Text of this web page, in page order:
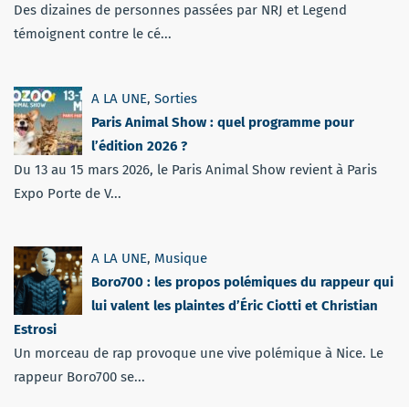
Des dizaines de personnes passées par NRJ et Legend
témoignent contre le cé...
A LA UNE, Sorties
Paris Animal Show : quel programme pour
l’édition 2026 ?
Du 13 au 15 mars 2026, le Paris Animal Show revient à Paris
Expo Porte de V...
A LA UNE, Musique
Boro700 : les propos polémiques du rappeur qui
lui valent les plaintes d’Éric Ciotti et Christian
Estrosi
Un morceau de rap provoque une vive polémique à Nice. Le
rappeur Boro700 se...